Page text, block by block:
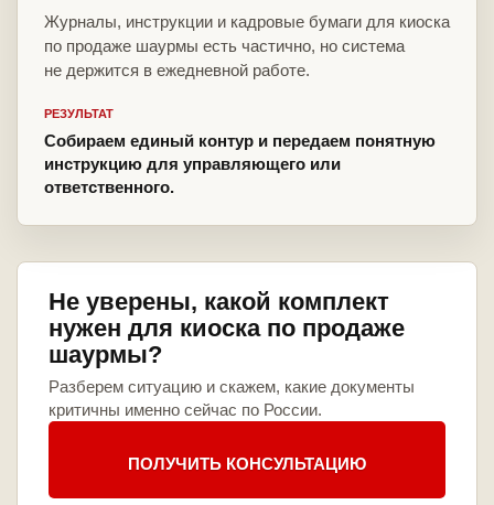
Журналы, инструкции и кадровые бумаги для киоска
по продаже шаурмы есть частично, но система
не держится в ежедневной работе.
РЕЗУЛЬТАТ
Собираем единый контур и передаем понятную
инструкцию для управляющего или
ответственного.
Не уверены, какой комплект
нужен для киоска по продаже
шаурмы?
Разберем ситуацию и скажем, какие документы
критичны именно сейчас по России.
ПОЛУЧИТЬ КОНСУЛЬТАЦИЮ